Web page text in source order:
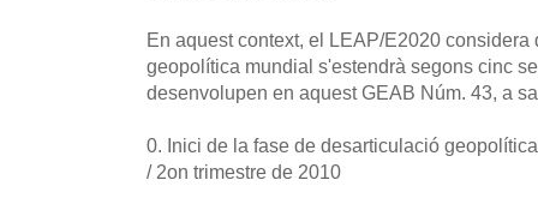
En aquest context, el LEAP/E2020
geopolítica mundial s'estendrà segons cinc
desenvolupen en aquest GEAB Núm. 43, a
0. Inici de la fase de desarticulació
/ 2on trimestre de 2010